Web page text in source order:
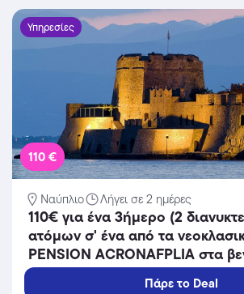
Υπηρεσίες
110 €
Ναύπλιο Λήγει σε 2 ημέρες
110€ για ένα 3ήμερο (2
ατόμων σ' ένα από τα
PENSION ACRONAFPLIA στα
σοκάκια του Ναυπλίου!Πάρε το Deal